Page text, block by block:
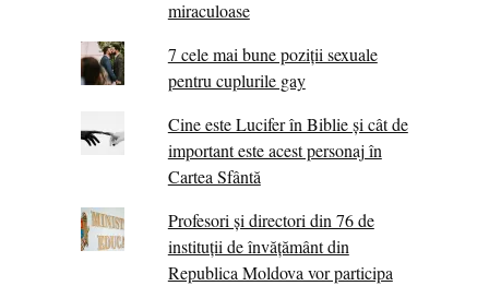
miraculoase
7 cele mai bune poziții sexuale
pentru cuplurile gay
Cine este Lucifer în Biblie și cât de
important este acest personaj în
Cartea Sfântă
Profesori și directori din 76 de
instituții de învățământ din
Republica Moldova vor participa